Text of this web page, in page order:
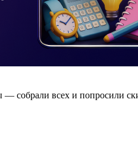
собрали всех и попросили